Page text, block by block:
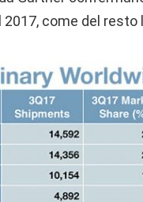
come del resto